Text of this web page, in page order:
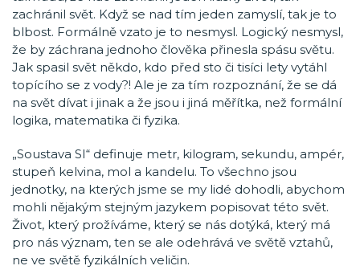
zachránil svět. Když se nad tím jeden zamyslí, tak je to
blbost. Formálně vzato je to nesmysl. Logický nesmysl,
že by záchrana jednoho člověka přinesla spásu světu.
Jak spasil svět někdo, kdo před sto či tisíci lety vytáhl
topícího se z vody?! Ale je za tím rozpoznání, že se dá
na svět dívat i jinak a že jsou i jiná měřítka, než formální
logika, matematika či fyzika.
„Soustava SI“ definuje metr, kilogram, sekundu, ampér,
stupeň kelvina, mol a kandelu. To všechno jsou
jednotky, na kterých jsme se my lidé dohodli, abychom
mohli nějakým stejným jazykem popisovat této svět.
Život, který prožíváme, který se nás dotýká, který má
pro nás význam, ten se ale odehrává ve světě vztahů,
ne ve světě fyzikálních veličin.